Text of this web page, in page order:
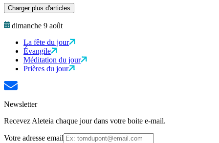
Charger plus d'articles
dimanche 9 août
La fête du jour
Évangile
Méditation du jour
Prières du jour
Newsletter
Recevez Aleteia chaque jour dans votre boite e-mail.
Votre adresse email